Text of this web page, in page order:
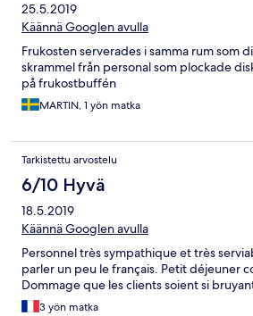
25.5.2019
Käännä Googlen avulla
Frukosten serverades i samma rum som
skrammel från personal som plockade
på frukostbuffén
MARTIN, 1 yön matka
Tarkistettu arvostelu
6/10 Hyvä
18.5.2019
Käännä Googlen avulla
Personnel très sympathique et très
parler un peu le français. Petit déjeuner
Dommage que les clients soient si
3 yön matka